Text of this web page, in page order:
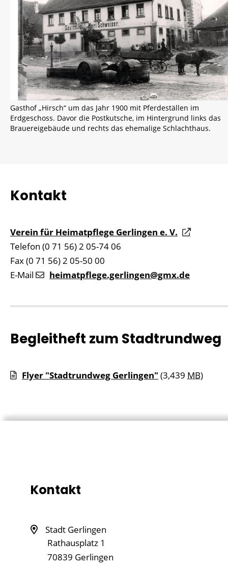
Gasthof „Hirsch“ um das Jahr 1900 mit Pferdeställen im
Erdgeschoss. Davor die Postkutsche, im Hintergrund links das
Brauereigebäude und rechts das ehemalige Schlachthaus.
Kontakt
Verein für Heimatpflege Gerlingen e. V.
Telefon (0 71 56) 2 05-74 06
Fax (0 71 56) 2 05-50 00
E-Mail
heimatpflege.gerlingen@gmx.de
Begleitheft zum Stadtrundweg
Flyer "Stadtrundweg Gerlingen" (3,439 MB)
Kontakt
Stadt Gerlingen
Rathausplatz 1
70839 Gerlingen